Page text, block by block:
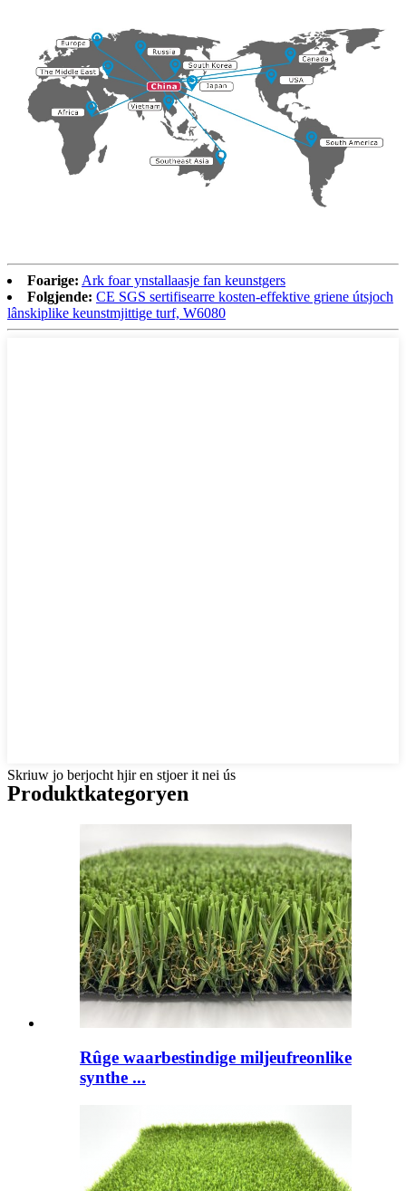
Foarige: Ark foar ynstallaasje fan keunstgers
Folgjende: CE SGS sertifisearre kosten-effektive griene útsjoch
lânskiplike keunstmjittige turf, W6080
Skriuw jo berjocht hjir en stjoer it nei ús
Produktkategoryen
Rûge waarbestindige miljeufreonlike
synthe ...